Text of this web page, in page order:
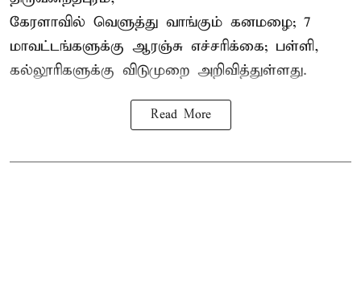
கேரளாவில் வெளுத்து வாங்கும் கனமழை; 7
மாவட்டங்களுக்கு ஆரஞ்சு எச்சரிக்கை; பள்ளி,
கல்லூரிகளுக்கு விடுமுறை அறிவித்துள்ளது.
Read More